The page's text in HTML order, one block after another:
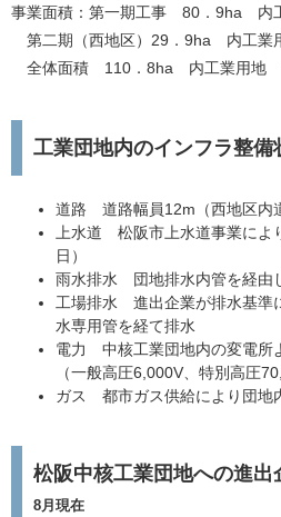
事業面積：第一期工事 80．9ha 内
第二期（西地区）29．9ha 内工
全体面積 110．8ha 内工業用地
工業団地内のインフラ整備
道路 道路幅員12m（西地区内
上水道 松阪市上水道事業によ
日）
雨水排水 団地排水内管を経由
工場排水 進出企業が排水基準
水専用管を経て排水
電力 中核工業団地内の変電所
（一般高圧6,000V、特別高圧
ガス 都市ガス供給により団地
松阪中核工業団地への進出
8月現在